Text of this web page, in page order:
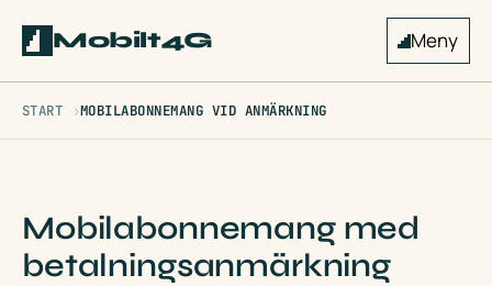
Mobilt4G Meny
START MOBILABONNEMANG VID ANMÄRKNING
Mobilabonnemang med
betalningsanmärkning